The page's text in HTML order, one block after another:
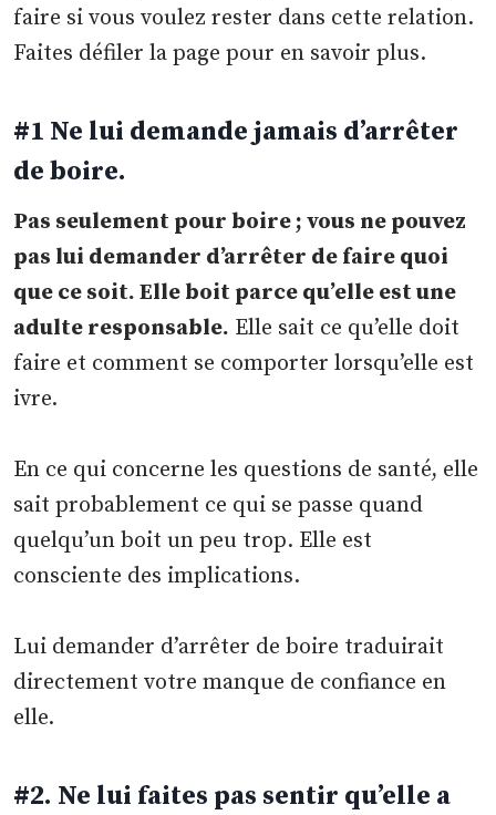
faire si vous voulez rester dans cette relation.
Faites défiler la page pour en savoir plus.
#1 Ne lui demande jamais d’arrêter
de boire.
Pas seulement pour boire ; vous ne pouvez
pas lui demander d’arrêter de faire quoi
que ce soit. Elle boit parce qu’elle est une
adulte responsable. Elle sait ce qu’elle doit
faire et comment se comporter lorsqu’elle est
ivre.
En ce qui concerne les questions de santé, elle
sait probablement ce qui se passe quand
quelqu’un boit un peu trop. Elle est
consciente des implications.
Lui demander d’arrêter de boire traduirait
directement votre manque de confiance en
elle.
#2. Ne lui faites pas sentir qu’elle a